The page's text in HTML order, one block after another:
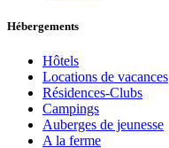
Hébergements
Hôtels
Locations de vacances
Résidences-Clubs
Campings
Auberges de jeunesse
A la ferme